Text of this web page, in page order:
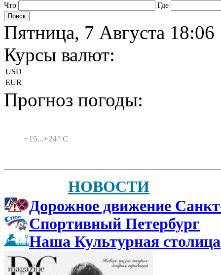
Что Где
Пятница, 7 Августа 18:06
Курсы валют:
USD
EUR
Прогноз погоды:
+15...+24° C
НОВОСТИ
Дорожное движение
Спортивный Петербург
Наша Культурная столица